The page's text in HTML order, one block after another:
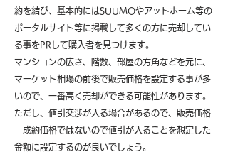
約を結び、基本的にはSUUMOやアットホーム等の
ポータルサイト等に掲載して多くの方に売却してい
る事をPRして購入者を見つけます。
マンションの広さ、階数、部屋の方角などを元に、
マーケット相場の前後で販売価格を設定する事が多
いので、一番高く売却ができる可能性があります。
ただし、値引交渉が入る場合があるので、販売価格
＝成約価格ではないので値引が入ることを想定した
金額に設定するのが良いでしょう。